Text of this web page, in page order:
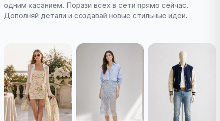
одним касанием. Порази всех в сети прямо сейчас.
Дополняй детали и создавай новые стильные идеи.